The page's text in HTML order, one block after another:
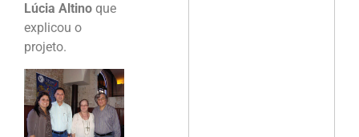
Lúcia Altino que
explicou o
projeto.